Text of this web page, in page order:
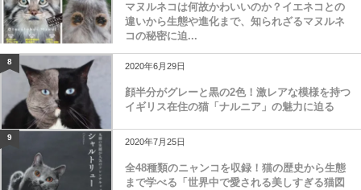
マヌルネコは何故かわいいのか？イエネコとの
違いから生態や進化まで、知られざるマヌルネ
コの秘密に迫...
8 2020年6月29日
顔半分がグレーと黒の2色！激レアな模様を持つ
イギリス在住の猫「ナルニア」の魅力に迫る
9 2020年7月25日
全48種類のニャンコを収録！猫の歴史から生態
まで学べる「世界中で愛される美しすぎる猫図